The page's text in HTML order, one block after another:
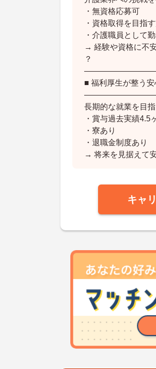
・無資格応募可
・資格取得を目指
・介護職員として
→ 経験や資格に不
？
■ 福利厚生が整う安
長期的な就業を目
・賞与過去実績4.5
・寮あり
・退職金制度あり
→ 将来を見据えて
キャ